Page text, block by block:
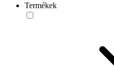
Termékek